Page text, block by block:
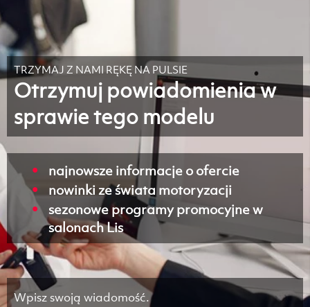
TRZYMAJ Z NAMI RĘKĘ NA PULSIE
Otrzymuj powiadomienia w
sprawie tego modelu
najnowsze informacje o ofercie
nowinki ze świata motoryzacji
sezonowe programy promocyjne w
salonach Lis